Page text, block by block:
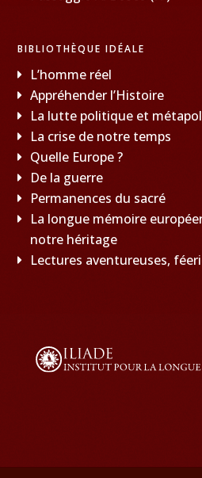
BIBLIOTHÈQUE IDÉALE
L’homme réel
Appréhender l’Histoire
La lutte politique et
La crise de notre temps
Quelle Europe ?
De la guerre
Permanences du sacré
La longue mémoire
notre héritage
Lectures aventureuses,